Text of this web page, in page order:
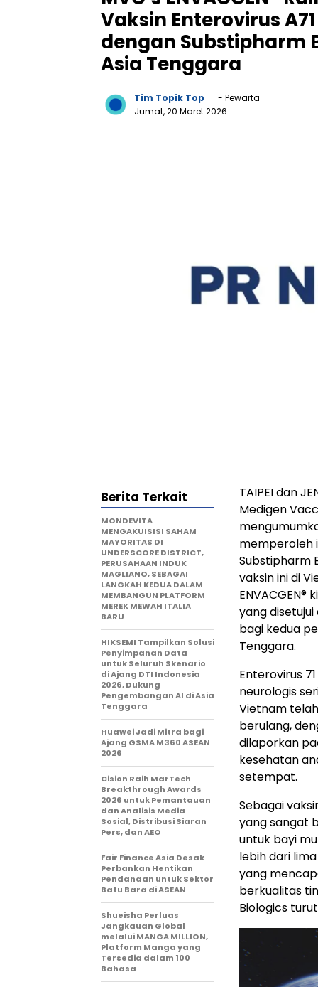
Vaksin Enterovirus
dengan Substipharm
Asia Tenggara
Tim Topik Top
- Pewarta
Jumat, 20 Maret 2026
TAIPEI dan
Medigen
memperoleh
Substipharm
vaksin ini di
yang
bagi kedua
Tenggara.
Enterovirus
neurologis
Vietnam
berulang,
dilaporkan
kesehatan
setempat.
Sebagai
yang sangat
untuk bayi
lebih dari
yang
berkualitas
Biologics
Berita Terkait
MONDEVITA
MENGAKUISISI SAHAM
MAYORITAS DI
UNDERSCORE DISTRICT,
PERUSAHAAN INDUK
MAGLIANO, SEBAGAI
LANGKAH KEDUA DALAM
MEMBANGUN PLATFORM
MEREK MEWAH ITALIA
BARU
HIKSEMI Tampilkan Solusi
Penyimpanan Data
untuk Seluruh Skenario
di Ajang DTI Indonesia
2026, Dukung
Pengembangan AI di Asia
Tenggara
Huawei Jadi Mitra bagi
Ajang GSMA M360 ASEAN
2026
Cision Raih MarTech
Breakthrough Awards
2026 untuk Pemantauan
dan Analisis Media
Sosial, Distribusi Siaran
Pers, dan AEO
Fair Finance Asia Desak
Perbankan Hentikan
Pendanaan untuk Sektor
Batu Bara di ASEAN
Shueisha Perluas
Jangkauan Global
melalui MANGA MILLION,
Platform Manga yang
Tersedia dalam 100
Bahasa